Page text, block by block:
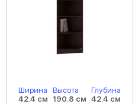
Ширина
42.4 см
Высота
190.8 см
Глубина
42.4 см